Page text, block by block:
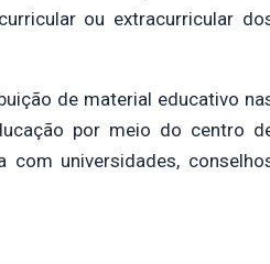
ou extracurricular
de material educativo
por meio do centro
com universidades,